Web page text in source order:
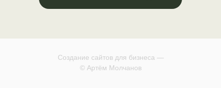
Создание сайтов для бизнеса —
© Артём Молчанов